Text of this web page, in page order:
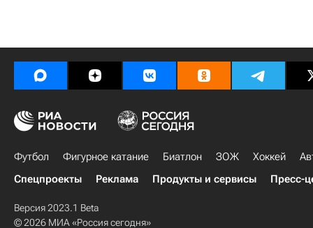
Футбол Фигурное катание Биатлон ЗОЖ Хоккей
Спецпроекты
Реклама Продукты и сервисы Пресс-
Версия 2023.1 Beta
© 2026 МИА «Россия сегодня»